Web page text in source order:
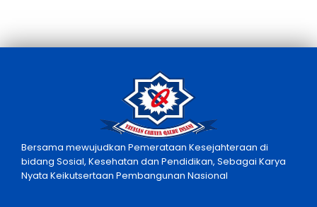
Bersama mewujudkan Pemerataan Kesejahteraan di
bidang Sosial, Kesehatan dan Pendidikan, Sebagai Karya
Nyata Keikutsertaan Pembangunan Nasional